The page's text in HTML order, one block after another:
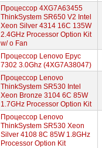
Процессор 4XG7A63455
ThinkSystem SR650 V2 Intel
Xeon Silver 4314 16C 135W
2.4GHz Processor Option Kit
w/ o Fan
Процессор Lenovo Epyc
7302 3.0Ghz (4XG7A38047)
Процессор Lenovo
ThinkSystem SR530 Intel
Xeon Bronze 3104 6C 85W
1.7GHz Processor Option Kit
Процессор Lenovo
ThinkSystem SR530 Xeon
Silver 4108 8C 85W 1.8GHz
Processor Option Kit